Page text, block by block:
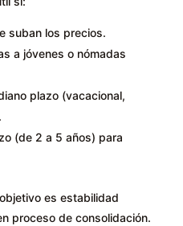
suban los precios.
a jóvenes o nómadas
plazo (vacacional,
(de 2 a 5 años) para
es estabilidad
proceso de consolidación.